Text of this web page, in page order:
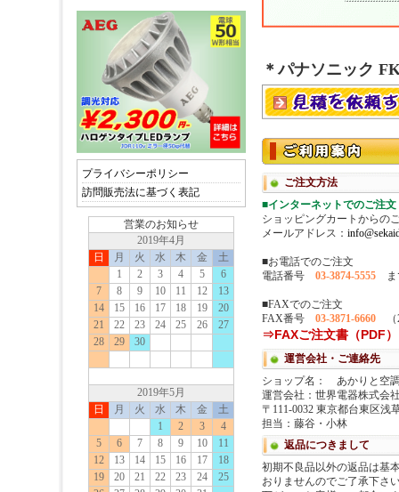
＊パナソニック
プライバシーポリシー
訪問販売法に基づく表記